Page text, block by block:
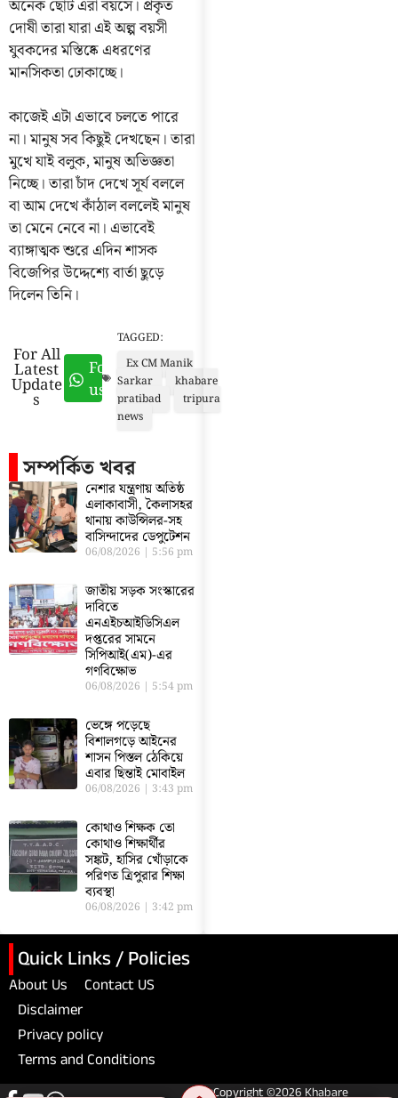
অনেক ছোট এরা বয়সে। প্রকৃত
দোষী তারা যারা এই অল্প বয়সী
যুবকদের মস্তিষ্কে এধরণের
মানসিকতা ঢোকাচ্ছে।
কাজেই এটা এভাবে চলতে পারে
না। মানুষ সব কিছুই দেখছেন। তারা
মুখে যাই বলুক, মানুষ অভিজ্ঞতা
নিচ্ছে। তারা চাঁদ দেখে সূর্য বললে
বা আম দেখে কাঁঠাল বললেই মানুষ
তা মেনে নেবে না। এভাবেই
ব্যাঙ্গাত্মক শুরে এদিন শাসক
বিজেপির উদ্দেশ্যে বার্তা ছুড়ে
দিলেন তিনি।
For All
Latest
Update
s
Follow
us
TAGGED:
Ex CM Manik
Sarkar
khabare
pratibad
tripura
news
সম্পর্কিত খবর
নেশার যন্ত্রণায় অতিষ্ঠ
এলাকাবাসী, কৈলাসহর
থানায় কাউন্সিলর-সহ
বাসিন্দাদের ডেপুটেশন
06/08/2026 5:56 pm
জাতীয় সড়ক সংস্কারের
দাবিতে
এনএইচআইডিসিএল
দপ্তরের সামনে
সিপিআই(এম)-এর
গণবিক্ষোভ
06/08/2026 5:54 pm
ভেঙ্গে পড়েছে
বিশালগড়ে আইনের
শাসন পিস্তল ঠেকিয়ে
এবার ছিন্তাই মোবাইল
06/08/2026 3:43 pm
কোথাও শিক্ষক তো
কোথাও শিক্ষার্থীর
সঙ্কট, হাসির খোঁড়াকে
পরিণত ত্রিপুরার শিক্ষা
ব্যবস্থা
06/08/2026 3:42 pm
Quick Links / Policies
About Us
Contact US
Disclaimer
Privacy policy
Terms and Conditions